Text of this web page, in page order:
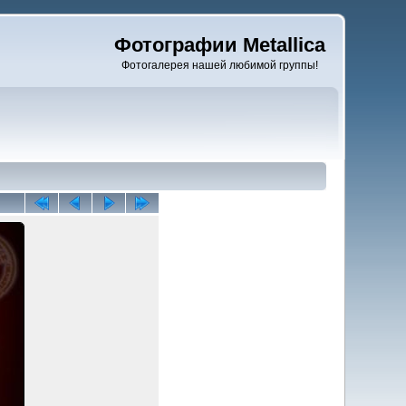
Фотографии Metallica
Фотогалерея нашей любимой группы!